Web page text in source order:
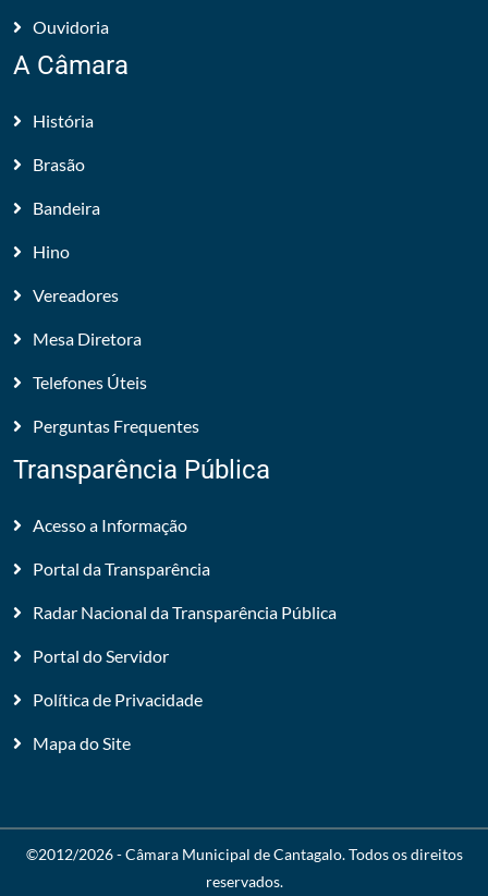
Ouvidoria
A Câmara
História
Brasão
Bandeira
Hino
Vereadores
Mesa Diretora
Telefones Úteis
Perguntas Frequentes
Transparência Pública
Acesso a Informação
Portal da Transparência
Radar Nacional da Transparência Pública
Portal do Servidor
Política de Privacidade
Mapa do Site
©2012/2026 -Câmara Municipal de Cantagalo. Todos os direitos
reservados.